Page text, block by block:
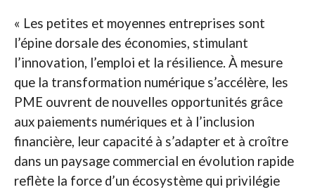
« Les petites et moyennes entreprises sont
l’épine dorsale des économies, stimulant
l’innovation, l’emploi et la résilience. À mesure
que la transformation numérique s’accélère, les
PME ouvrent de nouvelles opportunités grâce
aux paiements numériques et à l’inclusion
financière, leur capacité à s’adapter et à croître
dans un paysage commercial en évolution rapide
reflète la force d’un écosystème qui privilégie